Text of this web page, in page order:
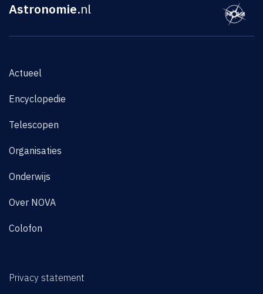
Astronomie.nl
Actueel
Encyclopedie
Telescopen
Organisaties
Onderwijs
Over NOVA
Colofon
Privacy statement